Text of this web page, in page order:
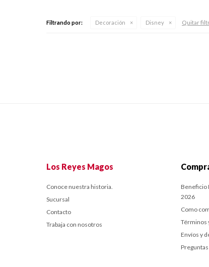
Filtrando por: Decoración Disney Quitar
Los Reyes Magos
Conoce nuestra historia.
Sucursal
Contacto
Trabaja con nosotros
Beneficio
2026
Como
Términos
Envíos y